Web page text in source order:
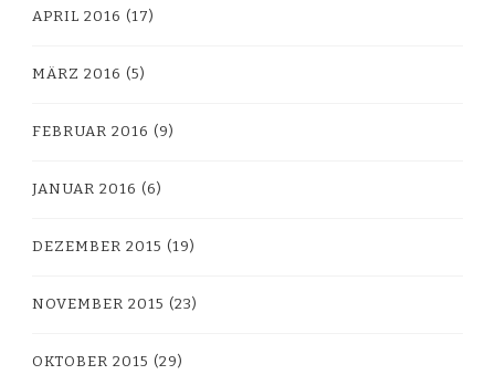
APRIL 2016 (17)
MÄRZ 2016 (5)
FEBRUAR 2016 (9)
JANUAR 2016 (6)
DEZEMBER 2015 (19)
NOVEMBER 2015 (23)
OKTOBER 2015 (29)